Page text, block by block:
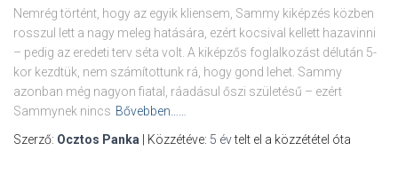
Nemrég történt, hogy az egyik kliensem, Sammy kiképzés közben
rosszul lett a nagy meleg hatására, ezért kocsival kellett hazavinni
– pedig az eredeti terv séta volt. A kiképzős foglalkozást délután 5-
kor kezdtük, nem számítottunk rá, hogy gond lehet. Sammy
azonban még nagyon fiatal, ráadásul őszi születésű – ezért
Sammynek nincs Bővebben……
Szerző: Ocztos Panka | Közzétéve: 5 évtelt el a közzététel óta